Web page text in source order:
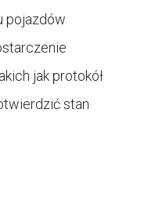
pojazdów
jak protokół
stan